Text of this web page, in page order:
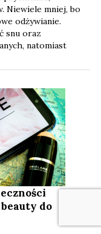
Niewiele mniej, bo
odżywianie.
snu oraz
natomiast
do